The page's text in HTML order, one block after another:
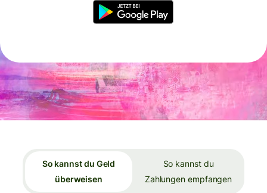
So kannst du Geld
überweisen
So kannst du
Zahlungen empfangen